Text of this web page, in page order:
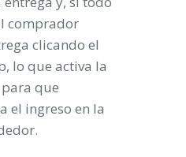
comprador
clicando el
lo que activa la
que
el ingreso en la